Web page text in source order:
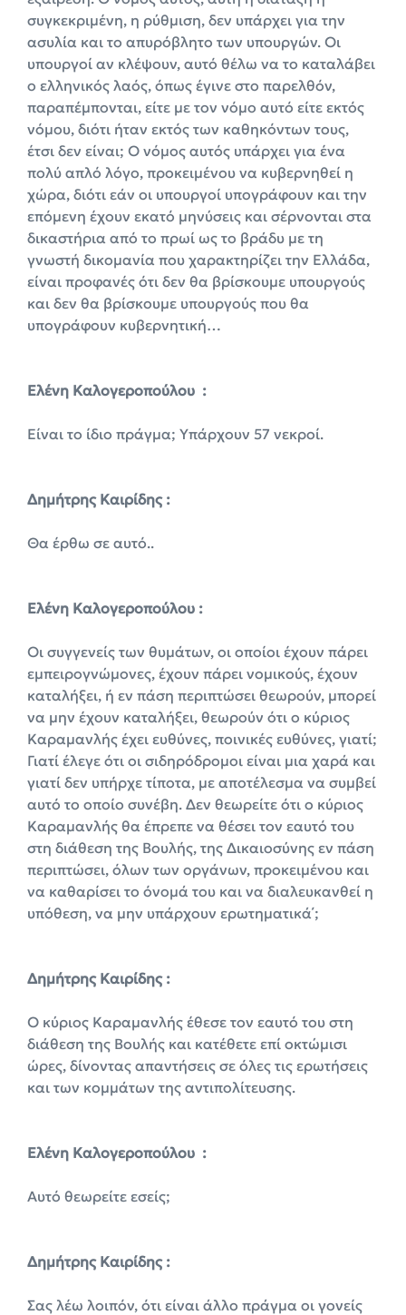
συγκεκριμένη, η ρύθμιση, δεν υπάρχει για την
ασυλία και το απυρόβλητο των υπουργών. Οι
υπουργοί αν κλέψουν, αυτό θέλω να το καταλάβει
ο ελληνικός λαός, όπως έγινε στο παρελθόν,
παραπέμπονται, είτε με τον νόμο αυτό είτε εκτός
νόμου, διότι ήταν εκτός των καθηκόντων τους,
έτσι δεν είναι; Ο νόμος αυτός υπάρχει για ένα
πολύ απλό λόγο, προκειμένου να κυβερνηθεί η
χώρα, διότι εάν οι υπουργοί υπογράφουν και την
επόμενη έχουν εκατό μηνύσεις και σέρνονται στα
δικαστήρια από το πρωί ως το βράδυ με τη
γνωστή δικομανία που χαρακτηρίζει την Ελλάδα,
είναι προφανές ότι δεν θα βρίσκουμε υπουργούς
και δεν θα βρίσκουμε υπουργούς που θα
υπογράφουν κυβερνητική…
Ελένη Καλογεροπούλου :
Είναι το ίδιο πράγμα; Υπάρχουν 57 νεκροί.
Δημήτρης Καιρίδης :
Θα έρθω σε αυτό..
Ελένη Καλογεροπούλου :
Οι συγγενείς των θυμάτων, οι οποίοι έχουν πάρει
εμπειρογνώμονες, έχουν πάρει νομικούς, έχουν
καταλήξει, ή εν πάση περιπτώσει θεωρούν, μπορεί
να μην έχουν καταλήξει, θεωρούν ότι ο κύριος
Καραμανλής έχει ευθύνες, ποινικές ευθύνες, γιατί;
Γιατί έλεγε ότι οι σιδηρόδρομοι είναι μια χαρά και
γιατί δεν υπήρχε τίποτα, με αποτέλεσμα να συμβεί
αυτό το οποίο συνέβη. Δεν θεωρείτε ότι ο κύριος
Καραμανλής θα έπρεπε να θέσει τον εαυτό του
στη διάθεση της Βουλής, της Δικαιοσύνης εν πάση
περιπτώσει, όλων των οργάνων, προκειμένου και
να καθαρίσει το όνομά του και να διαλευκανθεί η
υπόθεση, να μην υπάρχουν ερωτηματικά΄;
Δημήτρης Καιρίδης :
Ο κύριος Καραμανλής έθεσε τον εαυτό του στη
διάθεση της Βουλής και κατέθετε επί οκτώμισι
ώρες, δίνοντας απαντήσεις σε όλες τις ερωτήσεις
και των κομμάτων της αντιπολίτευσης.
Ελένη Καλογεροπούλου :
Αυτό θεωρείτε εσείς;
Δημήτρης Καιρίδης :
Σας λέω λοιπόν, ότι είναι άλλο πράγμα οι γονείς